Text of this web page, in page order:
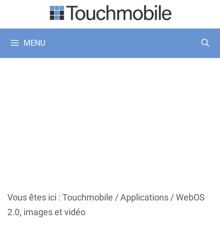
MENU
Vous êtes ici : Touchmobile /Applications/WebOS
2.0, images et vidéo